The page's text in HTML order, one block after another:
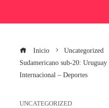
Inicio
Uncategorized
Sudamericano sub-20:
Internacional – Deportes
UNCATEGORIZED